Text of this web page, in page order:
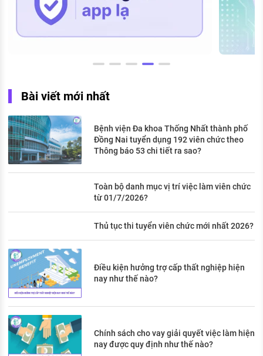
Bài viết mới nhất
Bệnh viện Đa khoa Thống Nhất thành phố
Đồng Nai tuyển dụng 192 viên chức theo
Thông báo 53 chi tiết ra sao?
Toàn bộ danh mục vị trí việc làm viên chức
từ 01/7/2026?
Thủ tục thi tuyển viên chức mới nhất 2026?
Điều kiện hưởng trợ cấp thất nghiệp hiện
nay như thế nào?
Chính sách cho vay giải quyết việc làm hiện
nay được quy định như thế nào?